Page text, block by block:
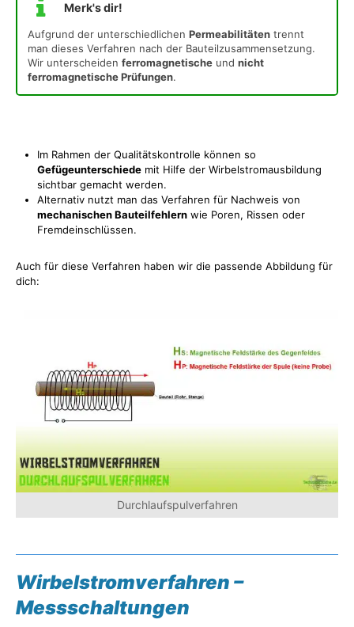
Merk's dir!
Aufgrund der unterschiedlichen Permeabilitäten trennt
man dieses Verfahren nach der Bauteilzusammensetzung.
Wir unterscheiden ferromagnetische und nicht
ferromagnetische Prüfungen.
Im Rahmen der Qualitätskontrolle können so
Gefügeunterschiede mit Hilfe der Wirbelstromausbildung
sichtbar gemacht werden.
Alternativ nutzt man das Verfahren für Nachweis von
mechanischen Bauteilfehlern wie Poren, Rissen oder
Fremdeinschlüssen.
Auch für diese Verfahren haben wir die passende Abbildung für
dich:
Durchlaufspulverfahren
Wirbelstromverfahren –
Messschaltungen